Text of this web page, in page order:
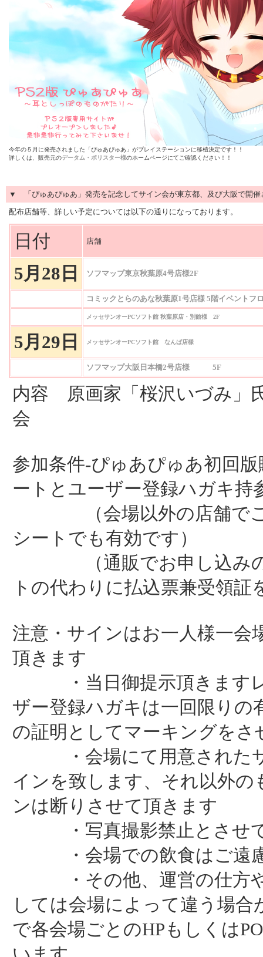
今年の５月に発売されました「ぴゅあぴゅあ」がプレイステーションに移植決定です！！
詳しくは、販売元のデータム・ポリスター様のホームページにてご確認ください！！
▼
「ぴゅあぴゅあ」発売を記念してサイン会が東京都、及び大阪で開
配布店舗等、詳しい予定については以下の通りになっております。
日付 店舗
5月28日 ソフマップ東京秋葉原4号店様2F
コミックとらのあな秋葉原1号店様 5階イベントフ
メッセサンオーPCソフト館 秋葉原店・別館様 2F
5月29日 メッセサンオーPCソフト館 なんば店様
ソフマップ大阪日本橋2号店様 5F
内容 原画家「桜沢いづみ」
会
参加条件-ぴゅあぴゅあ初回
ートとユーザー登録ハガキ持
（会場以外の店舗でご
シートでも有効です）
（通販でお申し込みの
トの代わりに払込票兼受領証
注意・サインはお一人様一会
頂きます
・当日御提示頂きますレ
ザー登録ハガキは一回限りの
の証明としてマーキングをさ
・会場にて用意されたサ
インを致します、それ以外の
ンは断りさせて頂きます
・写真撮影禁止とさせ
・会場での飲食はご遠
・その他、運営の仕方や
しては会場によって違う場合
で各会場ごとのHPもしくは